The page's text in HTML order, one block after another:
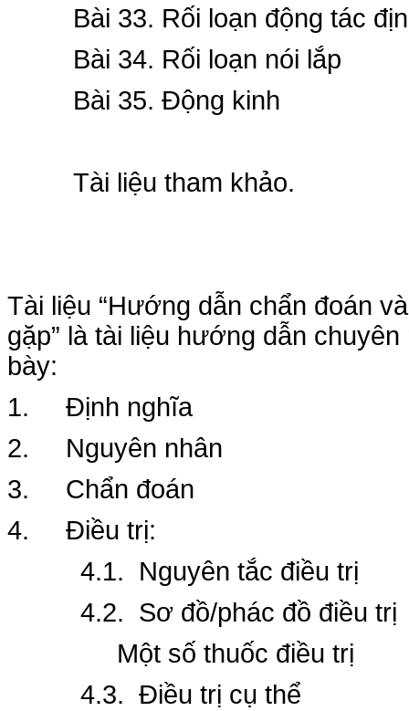
Bài 33. Rối loạn động tác
Bài 34. Rối loạn nói lắp
Bài 35. Động kinh
Tài liệu tham khảo.
Tài liệu “Hướng dẫn chẩn đoán
gặp” là tài liệu hướng dẫn
bày:
1. Định nghĩa
2. Nguyên nhân
3. Chẩn đoán
4. Điều trị:
4.1. Nguyên tắc điều trị
4.2. Sơ đồ/phác đồ điều trị
Một số thuốc điều trị
4.3. Điều trị cụ thể